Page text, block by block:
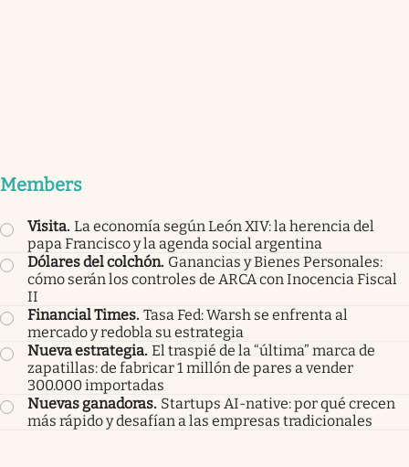
Members
Visita. La economía según León XIV: la herencia del
papa Francisco y la agenda social argentina
Dólares del colchón. Ganancias y Bienes Personales:
cómo serán los controles de ARCA con Inocencia Fiscal
II
Financial Times. Tasa Fed: Warsh se enfrenta al
mercado y redobla su estrategia
Nueva estrategia. El traspié de la “última” marca de
zapatillas: de fabricar 1 millón de pares a vender
300.000 importadas
Nuevas ganadoras. Startups AI-native: por qué crecen
más rápido y desafían a las empresas tradicionales